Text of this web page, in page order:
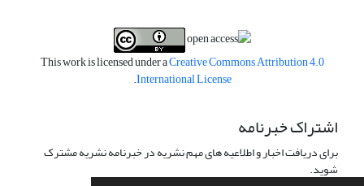
This work is licensed under aCreative Commons Attribution 4.0
International License
.
اشتراک خبرنامه
برای دریافت اخبار و اطلاعیه های مهم نشریه در خبرنامه نشریه مشترک
شوید.